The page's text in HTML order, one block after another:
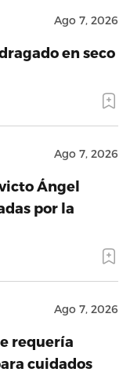
Ago 7, 2026
en seco
Ago 7, 2026
Ángel
por la
Ago 7, 2026
requería
cuidados